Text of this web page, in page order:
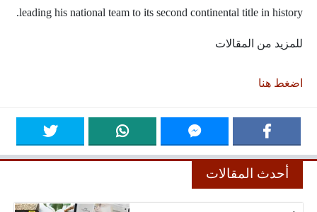
leading his national team to its second continental title in history.
للمزيد من المقالات
اضغط هنا
أحدث المقالات